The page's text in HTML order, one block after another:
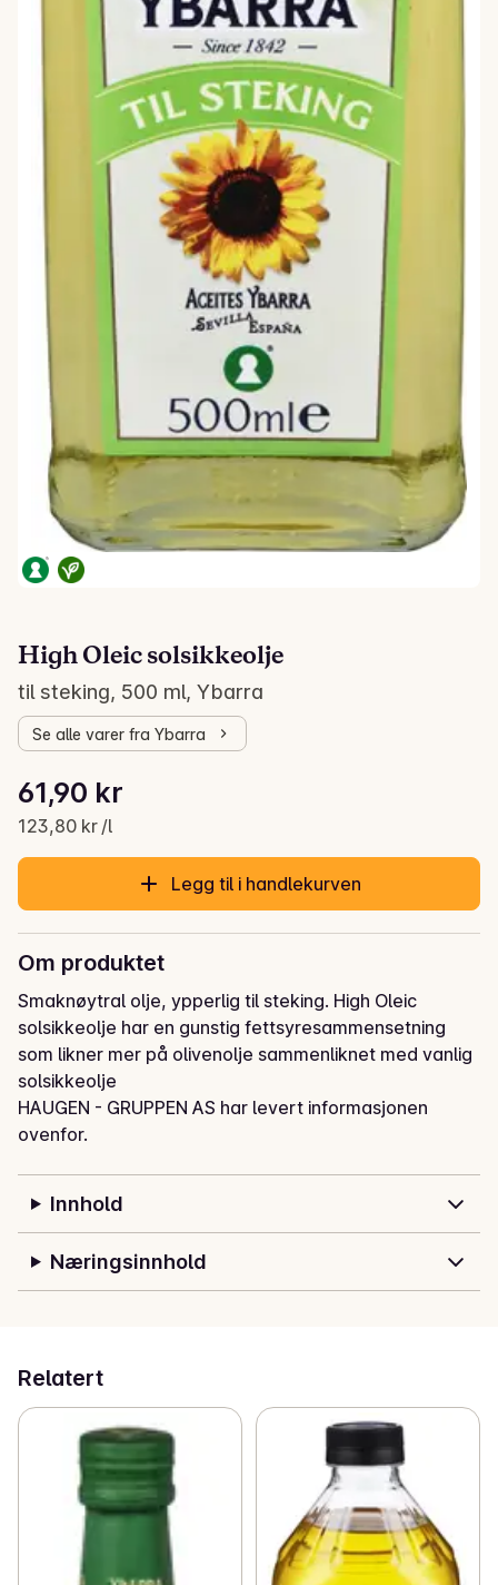
High Oleic solsikkeolje
til steking, 500 ml, Ybarra
Se alle varer fra Ybarra
Gjeldende pris er: 61,90 kr
61,90 kr
123,80 kr /l
Stykkpris: 123,80 kr /l
Legg til i handlekurven
Om produktet
Smaknøytral olje, ypperlig til steking. High Oleic
solsikkeolje har en gunstig fettsyresammensetning
som likner mer på olivenolje sammenliknet med vanlig
solsikkeolje
HAUGEN - GRUPPEN AS har levert informasjonen
ovenfor.
Innhold
Næringsinnhold
Relatert